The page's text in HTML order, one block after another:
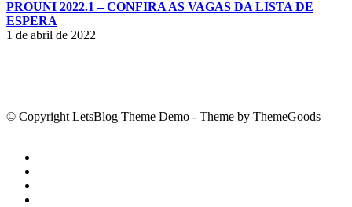
PROUNI 2022.1 – CONFIRA AS VAGAS DA LISTA DE
ESPERA
1 de abril de 2022
© Copyright LetsBlog Theme Demo - Theme by ThemeGoods